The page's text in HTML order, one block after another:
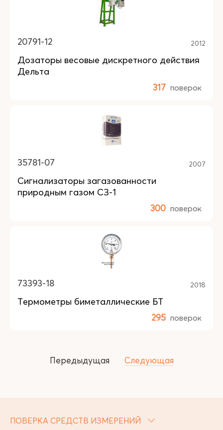
20791-12 2012
Дозаторы весовые дискретного действия
Дельта
317 поверок
35781-07 2007
Сигнализаторы загазованности
природным газом СЗ-1
300 поверок
73393-18 2018
Термометры биметаллические БТ
295 поверок
Передыдущая Следующая
ПОВЕРКА СРЕДСТВ ИЗМЕРЕНИЙ